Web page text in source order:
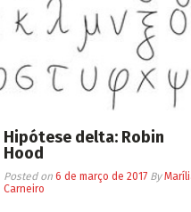
Hipótese delta: Robin
Hood
Posted on 6 de março de 2017 By
Carneiro